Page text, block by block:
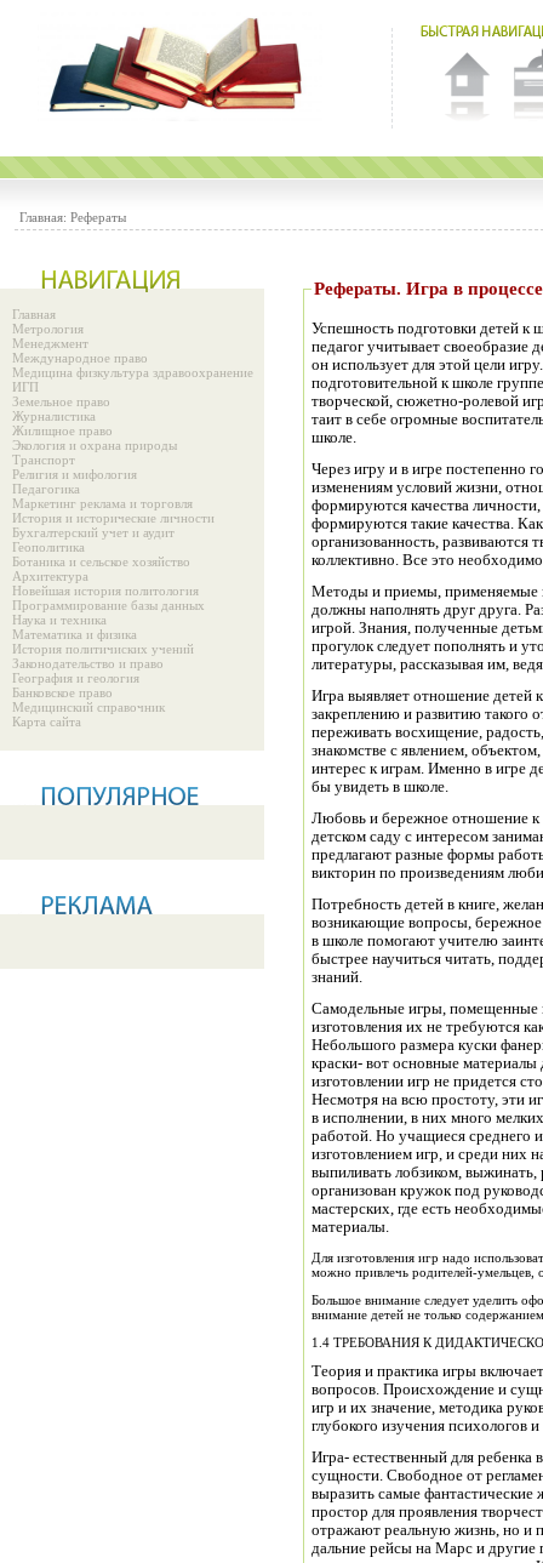
Главная: Рефераты
Главная
Метрология
Менеджмент
Международное право
Медицина физкультура здравоохранение
ИГП
Земельное право
Журналистика
Жилищное право
Экология и охрана природы
Транспорт
Религия и мифология
Педагогика
Маркетинг реклама и торговля
История и исторические личности
Бухгалтерский учет и аудит
Геополитика
Ботаника и сельское хозяйство
Архитектура
Новейшая история политология
Программирование базы данных
Наука и техника
Математика и физика
История политичиских учений
Законодательство и право
География и геология
Банковское право
Медицинский справочник
Карта сайта
Рефераты. Игра в
Успешность подготовки детей к
педагог учитывает своеобразие
он использует для этой цели
подготовительной к школе
творческой, сюжетно-ролевой
таит в себе огромные
школе.
Через игру и в игре постепенно
изменениям условий жизни,
формируются качества
формируются такие качества.
организованность, развиваются
коллективно. Все это
Методы и приемы, применяемые
должны наполнять друг друга.
игрой. Знания, полученные
прогулок следует пополнять и
литературы, рассказывая им,
Игра выявляет отношение детей
закреплению и развитию такого
переживать восхищение,
знакомстве с явлением,
интерес к играм. Именно в игре
бы увидеть в школе.
Любовь и бережное отношение к
детском саду с интересом
предлагают разные формы
викторин по произведениям
Потребность детей в книге,
возникающие вопросы,
в школе помогают учителю
быстрее научиться читать,
знаний.
Самодельные игры, помещенные
изготовления их не требуются
Небольшого размера куски
краски- вот основные материалы
изготовлении игр не придется
Несмотря на всю простоту, эти
в исполнении, в них много
работой. Но учащиеся среднего
изготовлением игр, и среди них
выпиливать лобзиком, выжинать,
организован кружок под
мастерских, где есть
материалы.
Для изготовления игр надо
можно привлечь родителей-
Большое внимание следует уделить
внимание детей не только
1.4 ТРЕБОВАНИЯ К
Теория и практика игры
вопросов. Происхождение и
игр и их значение, методика
глубокого изучения психологов и
Игра- естественный для ребенка
сущности. Свободное от
выразить самые
простор для проявления
отражают реальную жизнь, но и
дальние рейсы на Марс и другие